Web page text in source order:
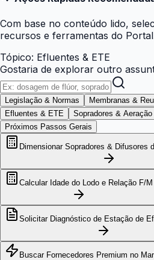
Com base no conteúdo lido,
recursos e ferramentas do
Tópico: Efluentes & ETE
Gostaria de explorar outro
Legislação & Normas Membranas &
Efluentes & ETE
Sopradores & Aeração
Próximos Passos Gerais
Dimensionar Sopradores & Difusores
Calcular Idade do Lodo e Relação F/M
Solicitar Diagnóstico de Estação de
Buscar Fornecedores Premium no